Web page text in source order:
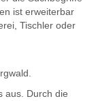
ist erweiterbar
Tischler oder
wald.
aus. Durch die